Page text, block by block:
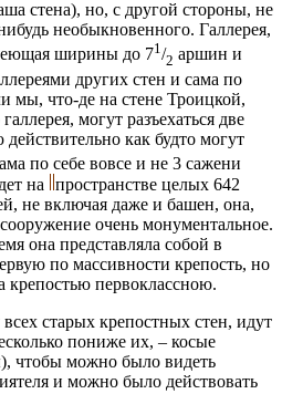
стена), но, с другой стороны, не
необыкновенного. Галлерея,
ширины до 71/2 аршин и
других стен и сама по
мы, что-де на стене Троицкой,
могут разъехаться две
как будто могут
по себе вовсе и не 3 сажени
на
пространстве целых 642
не включая даже и башен, она,
очень монументальное.
она представляла собой в
по массивности крепость, но
крепостью первоклассною.
старых крепостных стен, идут
пониже их, – косые
чтобы можно было видеть
и можно было действовать